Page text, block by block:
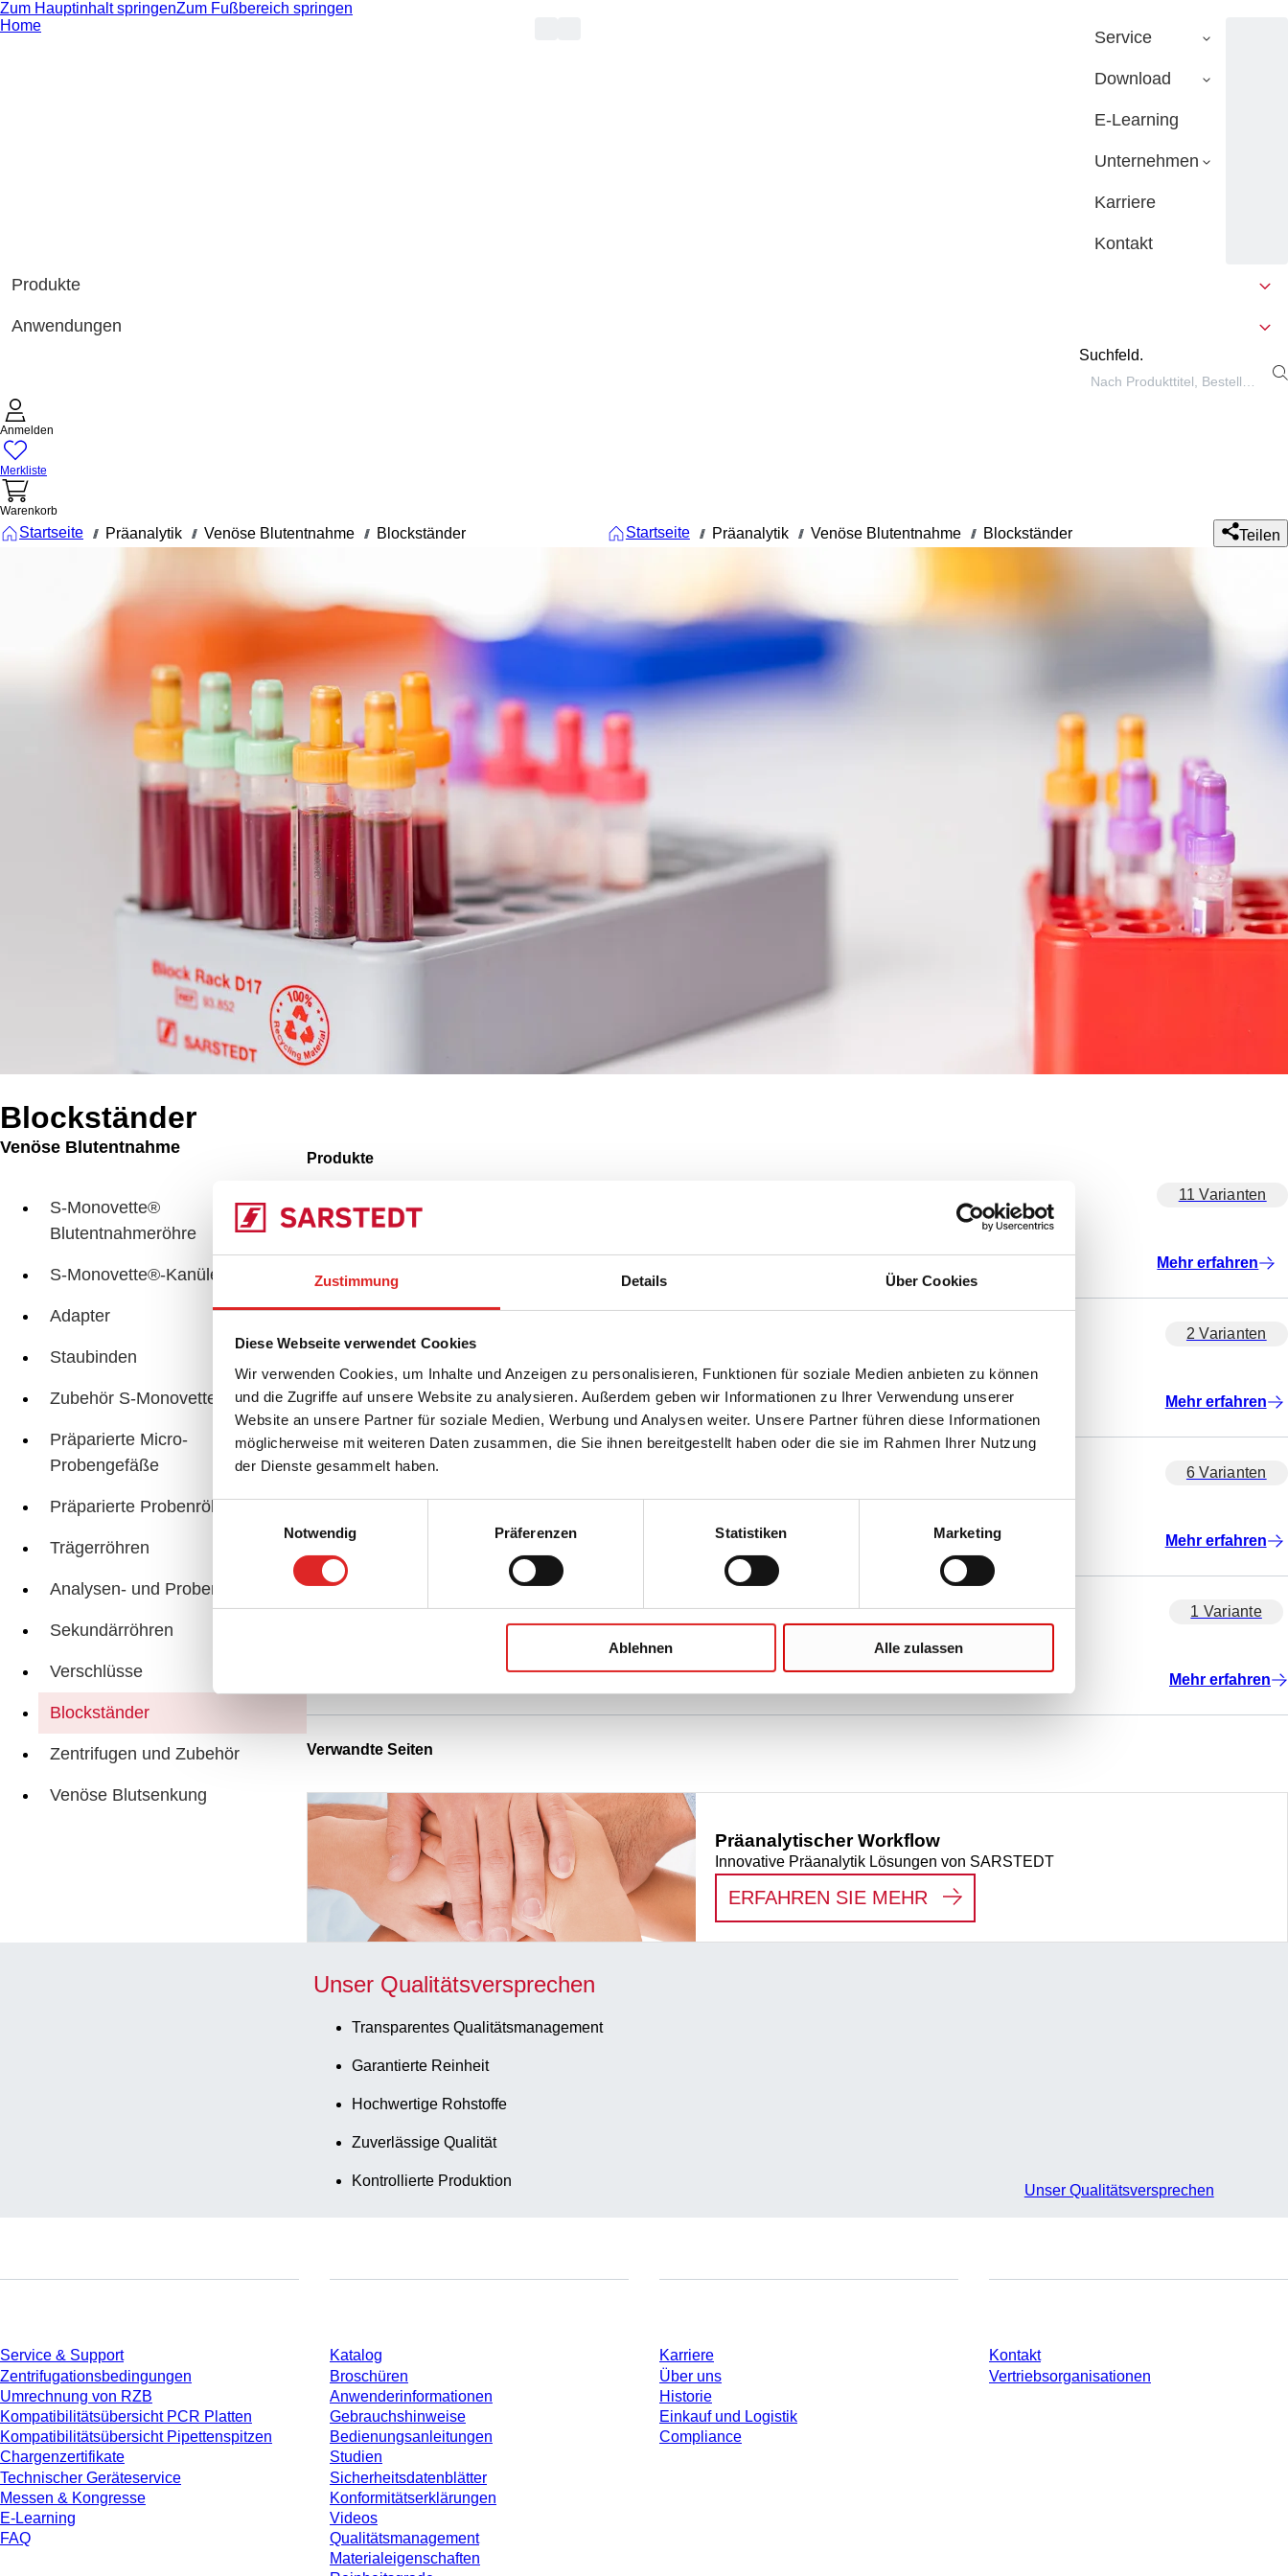
Zustimmung Details Über Cookies
Diese Webseite verwendet Cookies
Wir verwenden Cookies, um Inhalte und Anzeigen zu personalisieren, Funktionen für soziale Medien anbieten zu können
und die Zugriffe auf unsere Website zu analysieren. Außerdem geben wir Informationen zu Ihrer Verwendung unserer
Website an unsere Partner für soziale Medien, Werbung und Analysen weiter. Unsere Partner führen diese Informationen
möglicherweise mit weiteren Daten zusammen, die Sie ihnen bereitgestellt haben oder die sie im Rahmen Ihrer Nutzung
der Dienste gesammelt haben.
Einwilligungsauswahl
Notwendig
Präferenzen Statistiken Marketing
Ablehnen Alle zulassen
Zum Hauptinhalt springenZum Fußbereich springen
Home
Service
Download
E-Learning
Unternehmen
Karriere
Kontakt
Produkte
Anwendungen
Suchfeld.
Anmelden
Merkliste
Warenkorb
Startseite /// Präanalytik /// Venöse Blutentnahme /// Blockständer Startseite /// Präanalytik /// Venöse Blutentnahme /// Blockständer Teilen
Blockständer
Venöse Blutentnahme
S-Monovette®
Blutentnahmeröhre
S-Monovette®-Kanülen
Adapter
Staubinden
Zubehör S-Monovette®
Präparierte Micro-
Probengefäße
Präparierte Probenröhren
Trägerröhren
Analysen- und Probengefäße
Sekundärröhren
Verschlüsse
Blockständer
Zentrifugen und Zubehör
Venöse Blutsenkung
Produkte
11 Varianten
Mehr erfahren
Doppelblockständer D17 2 Varianten
Mehr erfahren
Blockständer D13 6 Varianten
Mehr erfahren
Zubehör für Blockständer 1 Variante
Mehr erfahren
Verwandte Seiten
Präanalytischer Workflow
Innovative Präanalytik Lösungen von SARSTEDT
ERFAHREN SIE MEHR PRÄANALYTISCHER WORKFLOW
Unser Qualitätsversprechen
Transparentes Qualitätsmanagement
Garantierte Reinheit
Hochwertige Rohstoffe
Zuverlässige Qualität
Kontrollierte Produktion
Unser Qualitätsversprechen
Service & Support
Zentrifugationsbedingungen
Umrechnung von RZB
Kompatibilitätsübersicht PCR Platten
Kompatibilitätsübersicht Pipettenspitzen
Chargenzertifikate
Technischer Geräteservice
Messen & Kongresse
E-Learning
FAQ
Katalog
Broschüren
Anwenderinformationen
Gebrauchshinweise
Bedienungsanleitungen
Studien
Sicherheitsdatenblätter
Konformitätserklärungen
Videos
Qualitätsmanagement
Materialeigenschaften
Karriere
Über uns
Historie
Einkauf und Logistik
Compliance
Kontakt
Vertriebsorganisationen